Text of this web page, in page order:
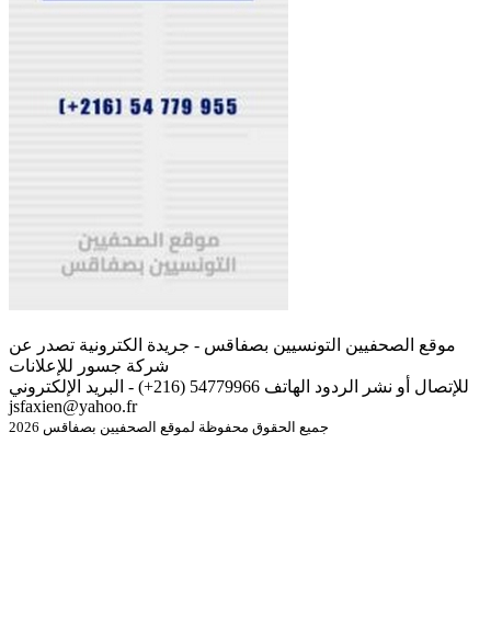
موقع الصحفيين التونسيين بصفاقس - جريدة الكترونية تصدر عن
شركة جسور للإعلانات
للإتصال أو نشر الردود الهاتف 54779966 (216+) - البريد الإلكتروني
jsfaxien@yahoo.fr
جميع الحقوق محفوظة لموقع الصحفيين بصفاقس 2026